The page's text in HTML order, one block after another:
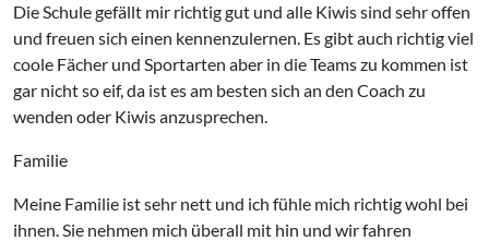
Die Schule gefällt mir richtig gut und alle Kiwis sind sehr offen
und freuen sich einen kennenzulernen. Es gibt auch richtig viel
coole Fächer und Sportarten aber in die Teams zu kommen ist
gar nicht so eif, da ist es am besten sich an den Coach zu
wenden oder Kiwis anzusprechen.
Familie
Meine Familie ist sehr nett und ich fühle mich richtig wohl bei
ihnen. Sie nehmen mich überall mit hin und wir fahren